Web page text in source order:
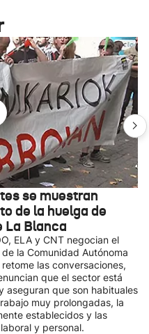
se muestran
de la huelga de
La Blanca
ELA y CNT negocian el
la Comunidad Autónoma
las conversaciones,
que el sector está
aseguran que son habituales
muy prolongadas, la
establecidos y las
y personal.